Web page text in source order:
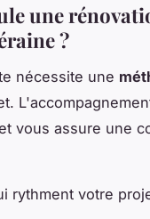
une
?
nécessite une
vous assure une
rythment votre